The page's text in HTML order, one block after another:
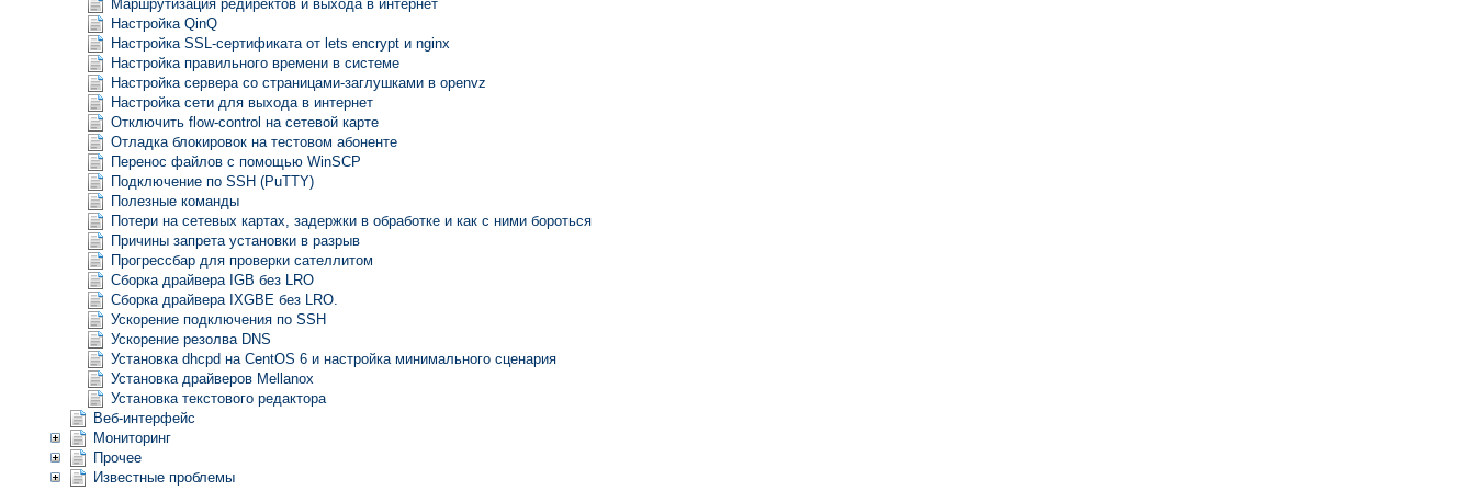
Маршрутизация редиректов и выхода в интернет
Настройка QinQ
Настройка SSL-сертификата от lets encrypt и nginx
Настройка правильного времени в системе
Настройка сервера со страницами-заглушками в openvz
Настройка сети для выхода в интернет
Отключить flow-control на сетевой карте
Отладка блокировок на тестовом абоненте
Перенос файлов с помощью WinSCP
Подключение по SSH (PuTTY)
Полезные команды
Потери на сетевых картах, задержки в обработке и как с ними бороться
Причины запрета установки в разрыв
Прогрессбар для проверки сателлитом
Сборка драйвера IGB без LRO
Сборка драйвера IXGBE без LRO.
Ускорение подключения по SSH
Ускорение резолва DNS
Установка dhcpd на CentOS 6 и настройка минимального сценария
Установка драйверов Mellanox
Установка текстового редактора
Веб-интерфейс
Мониторинг
Прочее
Известные проблемы